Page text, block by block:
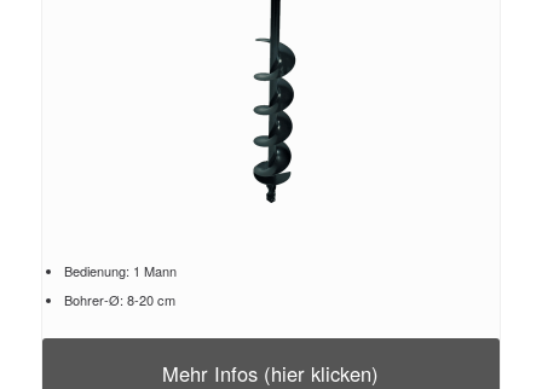
Bedienung: 1 Mann
Bohrer-Ø: 8-20 cm
Mehr Infos (hier klicken)